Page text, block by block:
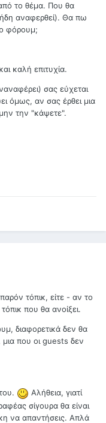
το θέμα. Που θα
ήδη αναφερθεί). Θα πω
φόρουμ;
καλή επιτυχία.
σας εύχεται
όμως, αν σας έρθει μια
την "κάψετε".
τόπικ, είτε - αν το
που θα ανοίξει.
διαφορετικά δεν θα
μια που οι guests δεν
Αλήθεια, γιατί
σίγουρα θα είναι
να απαντήσεις. Απλά